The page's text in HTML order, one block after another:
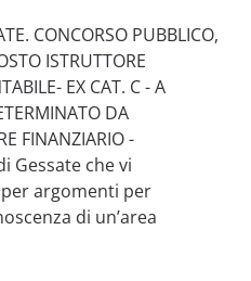
CONCORSO PUBBLICO,
ISTRUTTORE
EX CAT. C - A
DA
FINANZIARIO -
Gessate che vi
argomenti per
di un’area